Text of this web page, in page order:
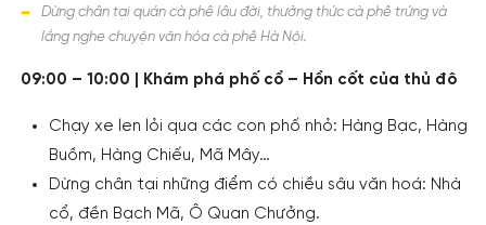
Dừng chân tại quán cà phê lâu đời, thưởng thức cà phê trứng và
lắng nghe chuyện văn hóa cà phê Hà Nội.
09:00 – 10:00 | Khám phá phố cổ – Hồn cốt của thủ đô
Chạy xe len lỏi qua các con phố nhỏ: Hàng Bạc, Hàng
Buồm, Hàng Chiếu, Mã Mây…
Dừng chân tại những điểm có chiều sâu văn hoá: Nhà
cổ, đền Bạch Mã, Ô Quan Chưởng.